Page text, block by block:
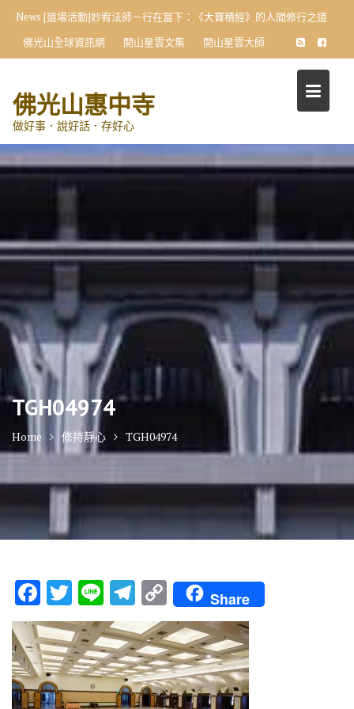
content
News [道場活動]妙宥法師－行在當下：《大寶積經》的人間修行之道
佛光山全球資訊網
開山星雲文集 開山星雲大師
佛光山惠中寺
做好事．說好話．存好心
TGH04974
Home 修持靜心 TGH04974
F
ac
e
b
o
T
w
it
te
r
Li
n
e
T
el
e
gr
a
C
o
p
y
Li
Share